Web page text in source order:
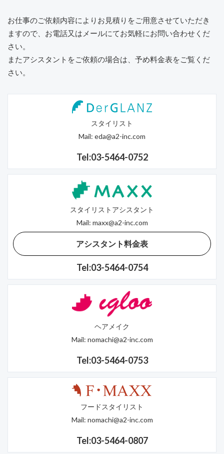
お仕事のご依頼内容によりお見積りをご用意させていただき
ますので、 お電話又はメールにてお気軽にお問い合わせくだ
さい。
またアシスタントをご依頼の場合は、予め料金表をご覧くだ
さい。
スタイリスト
Mail: eda@a2-inc.com
Tel:03-5464-0752
スタイリストアシスタント
Mail: maxx@a2-inc.com
アシスタント料金表
Tel:03-5464-0754
ヘアメイク
Mail: nomachi@a2-inc.com
Tel:03-5464-0753
フードスタイリスト
Mail: nomachi@a2-inc.com
Tel:03-5464-0807